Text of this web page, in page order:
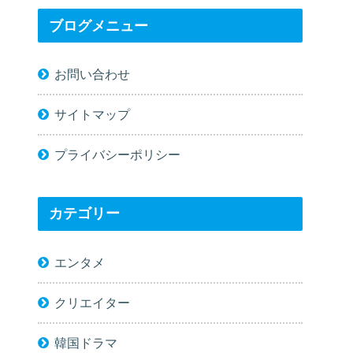
ブログメニュー
お問い合わせ
サイトマップ
プライバシーポリシー
カテゴリー
エンタメ
クリエイター
韓国ドラマ